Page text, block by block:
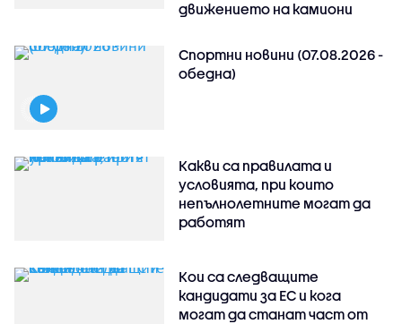
движението на камиони
Спортни новини (07.08.2026 -
обедна)
Какви са правилата и
условията, при които
непълнолетните могат да
работят
Кои са следващите
кандидати за ЕС и кога
могат да станат част от